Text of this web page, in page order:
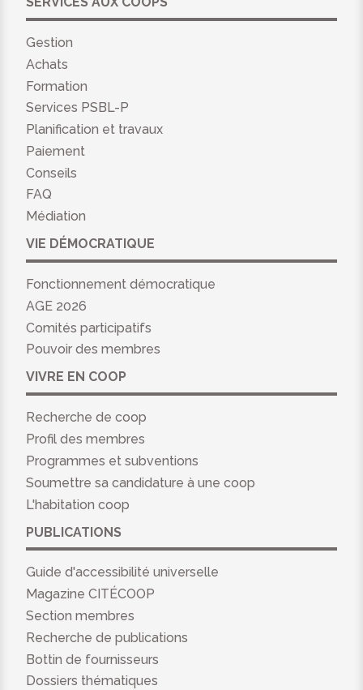
Gestion
Achats
Formation
Services PSBL-P
Planification et travaux
Paiement
Conseils
FAQ
Médiation
VIE DÉMOCRATIQUE
Fonctionnement démocratique
AGE 2026
Comités participatifs
Pouvoir des membres
VIVRE EN COOP
Recherche de coop
Profil des membres
Programmes et subventions
Soumettre sa candidature à une coop
L'habitation coop
PUBLICATIONS
Guide d'accessibilité universelle
Magazine CITÉCOOP
Section membres
Recherche de publications
Bottin de fournisseurs
Dossiers thématiques